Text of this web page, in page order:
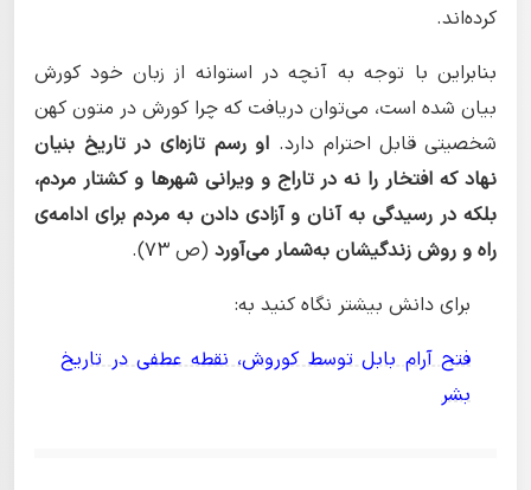
کرده‌اند.
بنابراین با توجه به آنچه در استوانه از زبان خود کورش
بیان شده است، می‌توان دریافت که چرا کورش در متون کهن
شخصیتی قابل احترام دارد. او رسم تازه‌ای در تاریخ بنیان
نهاد که افتخار را نه در تاراج و ویرانی شهرها و کشتار مردم،
بلکه در رسیدگی به آنان و آزادی دادن به مردم برای ادامه‌ی
راه و روش زندگیشان به‌شمار می‌آورد (ص 73).
برای دانش بیشتر نگاه کنید به:
فتح آرام بابل توسط کوروش، نقطه عطفی در تاریخ
بشر